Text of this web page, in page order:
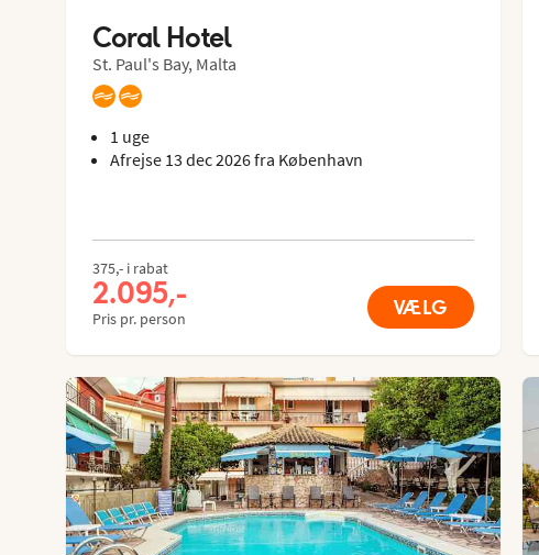
Coral Hotel
St. Paul's Bay, Malta
1 uge
Afrejse 13 dec 2026 fra København
375,- i rabat
2.095,-
Pris pr. person VÆLG